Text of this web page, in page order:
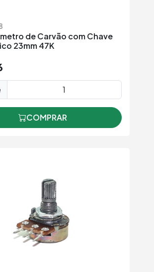
de Carvão com Chave
23mm 47K
COMPRAR